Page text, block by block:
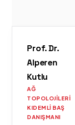
Prof. Dr.
Alperen
Kutlu
AĞ
TOPOLOJILERI
KIDEMLI BAŞ
DANIŞMANI